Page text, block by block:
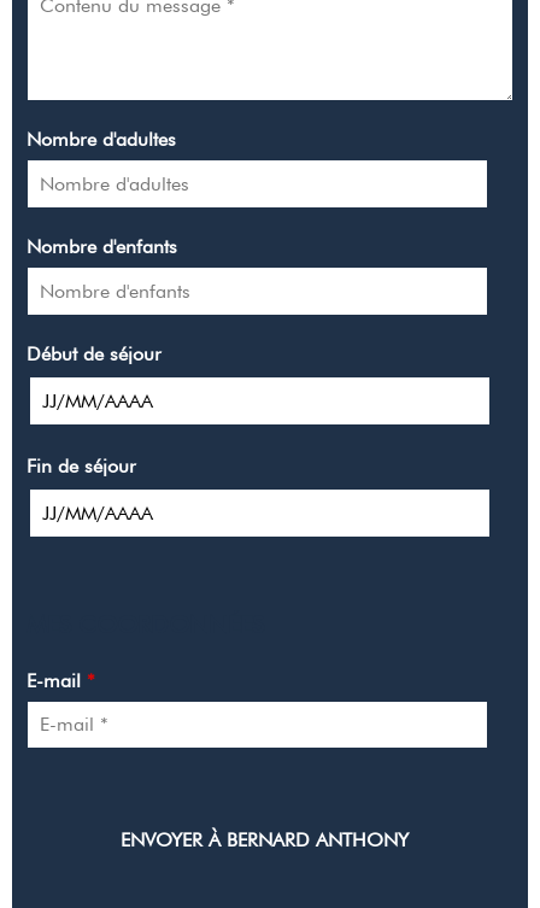
Nombre d'adultes
Nombre d'enfants
Début de séjour
Fin de séjour
E-mail *